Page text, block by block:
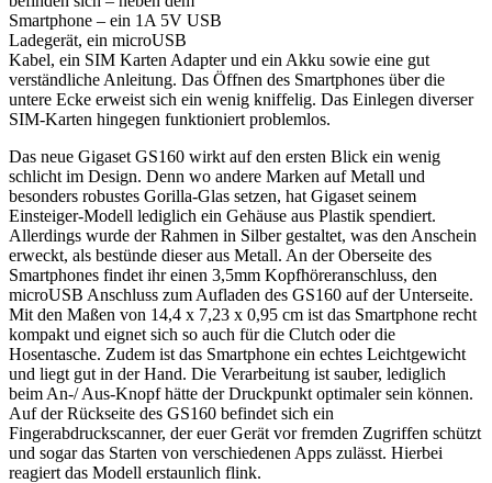
Smartphone – ein 1A 5V USB
Ladegerät, ein microUSB
Kabel, ein SIM Karten Adapter und ein Akku sowie eine gut
verständliche Anleitung. Das Öffnen des Smartphones über die
untere Ecke erweist sich ein wenig kniffelig. Das Einlegen diverser
SIM-Karten hingegen funktioniert problemlos.
Das neue Gigaset GS160 wirkt auf den ersten Blick ein wenig
schlicht im Design. Denn wo andere Marken auf Metall und
besonders robustes Gorilla-Glas setzen, hat Gigaset seinem
Einsteiger-Modell lediglich ein Gehäuse aus Plastik spendiert.
Allerdings wurde der Rahmen in Silber gestaltet, was den Anschein
erweckt, als bestünde dieser aus Metall. An der Oberseite des
Smartphones findet ihr einen 3,5mm Kopfhöreranschluss, den
microUSB Anschluss zum Aufladen des GS160 auf der Unterseite.
Mit den Maßen von 14,4 x 7,23 x 0,95 cm ist das Smartphone recht
kompakt und eignet sich so auch für die Clutch oder die
Hosentasche. Zudem ist das Smartphone ein echtes Leichtgewicht
und liegt gut in der Hand. Die Verarbeitung ist sauber, lediglich
beim An-/ Aus-Knopf hätte der Druckpunkt optimaler sein können.
Auf der Rückseite des GS160 befindet sich ein
Fingerabdruckscanner, der euer Gerät vor fremden Zugriffen schützt
und sogar das Starten von verschiedenen Apps zulässt. Hierbei
reagiert das Modell erstaunlich flink.